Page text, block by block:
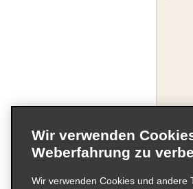
Wir verwenden
Weberfahrung zu
Wir verwenden Cookies und andere